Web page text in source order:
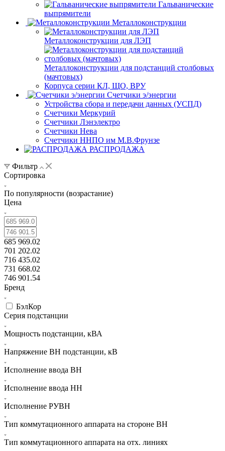
Гальванические
выпрямители
Металлоконструкции
Металлоконструкции для ЛЭП
Металлоконструкции для подстанций столбовых
(мачтовых)
Корпуса серии КЛ, ЩО, ВРУ
Счетчики э/энергии
Устройства сбора и передачи данных (УСПД)
Счетчики Меркурий
Счетчики Лэнэлектро
Счетчики Нева
Счетчики ННПО им М.В.Фрунзе
РАСПРОДАЖА
Фильтр
Сортировка
По популярности (возрастание)
Цена
685 969.02
701 202.02
716 435.02
731 668.02
746 901.54
Бренд
БэлКор
Серия подстанции
Мощность подстанции, кВА
Напряжение ВН подстанции, кВ
Исполнение ввода ВН
Исполнение ввода НН
Исполнение РУВН
Тип коммутационного аппарата на стороне ВН
Тип коммутационного аппарата на отх. линиях